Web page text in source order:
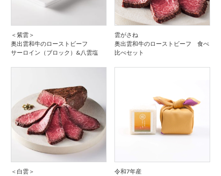
＜紫雲＞
奥出雲和牛のローストビーフ
サーロイン（ブロック）&八雲塩
雲がさね
奥出雲和牛のローストビーフ 食べ
比べセット
＜白雲＞
令和7年産